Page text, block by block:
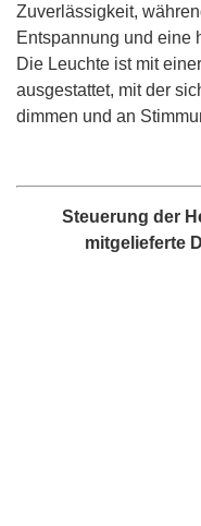
Zuverlässigkeit,
Entspannung und eine
Die Leuchte ist mit
ausgestattet, mit der
dimmen und an
Steuerung der
mitgelieferte